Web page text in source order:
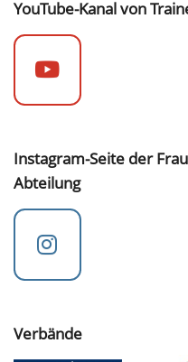
YouTube-Kanal von
Instagram-Seite der
Abteilung
Verbände